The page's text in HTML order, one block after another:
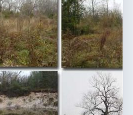
01500 Douvres
la mairie
des associations
une annonce